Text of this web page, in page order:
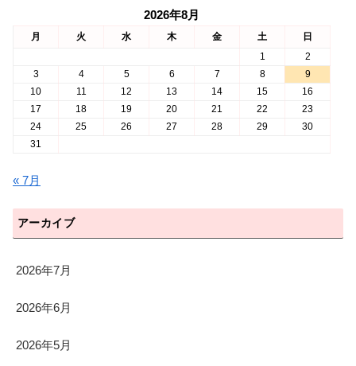
2026年8月
月 火 水 木 金 土
日
1
2
3
4 5 6 7 8
9
10
11 12 13 14 15
16
17
18 19 20 21 22
23
24
25 26 27 28 29
30
31
« 7月
アーカイブ
2026年7月
2026年6月
2026年5月